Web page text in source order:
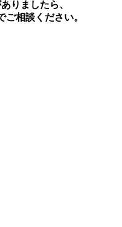
りましたら、
相談ください。